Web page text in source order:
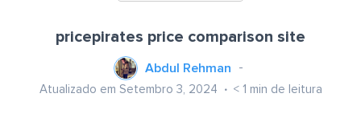
pricepirates price comparison site
Abdul Rehman
Atualizado em Setembro 3, 2024 < 1 min de leitura